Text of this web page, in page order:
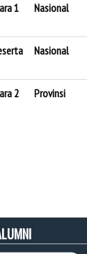
1 Nasional
Nasional
2 Provinsi